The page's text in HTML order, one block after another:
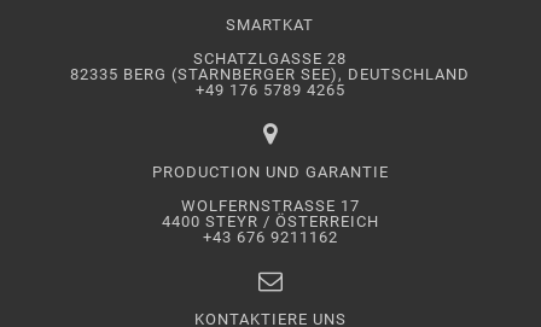
SMARTKAT
SCHATZLGASSE 28
82335 BERG (STARNBERGER SEE), DEUTSCHLAND
+49 176 5789 4265
PRODUCTION UND GARANTIE
WOLFERNSTRASSE 17
4400 STEYR / ÖSTERREICH
+43 676 9211162
KONTAKTIERE UNS